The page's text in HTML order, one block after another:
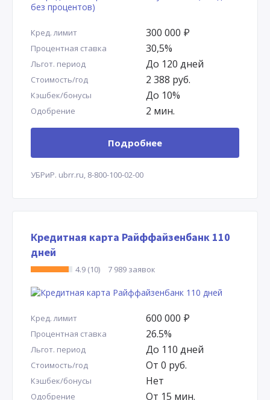
Кред. лимит 300 000 Р
Процентная ставка 30,5%
Льгот. период До 120 дней
Стоимость/год 2 388 руб.
Кэшбек/бонусы До 10%
Одобрение 2 мин.
Подробнее
УБРиР. ubrr.ru, 8-800-100-02-00
Кредитная карта Райффайзенбанк 110
дней
4.9 (10) 7 989 заявок
Кред. лимит 600 000 Р
Процентная ставка 26.5%
Льгот. период До 110 дней
Стоимость/год От 0 руб.
Кэшбек/бонусы Нет
Одобрение От 15 мин.